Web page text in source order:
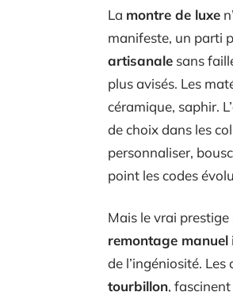
La montre de luxe
manifeste, un parti
artisanale sans
plus avisés. Les
céramique, saphir.
de choix dans les
personnaliser,
point les codes
Mais le vrai
remontage manuel
de l’ingéniosité.
tourbillon,